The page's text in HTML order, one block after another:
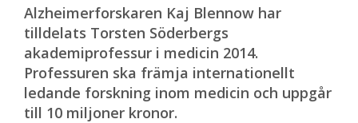
Alzheimerforskaren Kaj Blennow har
tilldelats Torsten Söderbergs
akademiprofessur i medicin 2014.
Professuren ska främja internationellt
ledande forskning inom medicin och uppgår
till 10 miljoner kronor.